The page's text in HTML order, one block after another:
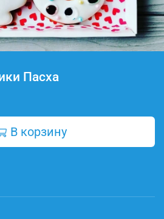
Пасха
В корзину